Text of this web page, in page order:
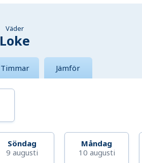
Väder
Loke
Timmar Jämför
Söndag
9 augusti
Måndag
10 augusti